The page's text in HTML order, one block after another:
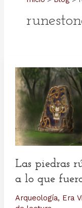
Las piedras
a lo que
Arqueología, Era